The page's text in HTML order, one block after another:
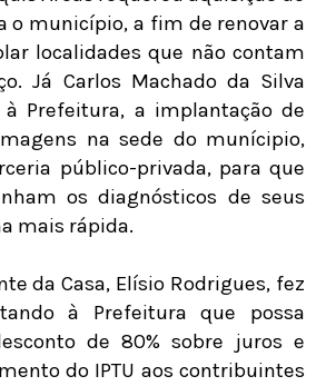
o município, a fim de renovar a
localidades que não contam
Já Carlos Machado da Silva
Prefeitura, a implantação de
na sede do munícipio,
público-privada, para que
os diagnósticos de seus
mais rápida.
da Casa, Elísio Rodrigues, fez
à Prefeitura que possa
de 80% sobre juros e
do IPTU aos contribuintes